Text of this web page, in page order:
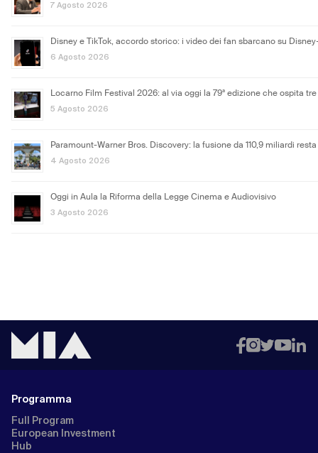
7 Agosto 2026
Disney e TikTok, accordo storico: i video dei fan sbarcano su
6 Agosto 2026
Locarno Film Festival 2026: al via oggi la 79ª edizione che ospita
5 Agosto 2026
Paramount-Warner Bros. Discovery: la fusione da 110,9 miliardi
4 Agosto 2026
Oggi in Aula la Riforma della Legge Cinema e Audiovisivo
3 Agosto 2026
Programma
Full Program
European Investment
Hub